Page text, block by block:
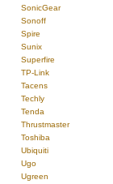
SonicGear
Sonoff
Spire
Sunix
Superfire
TP-Link
Tacens
Techly
Tenda
Thrustmaster
Toshiba
Ubiquiti
Ugo
Ugreen